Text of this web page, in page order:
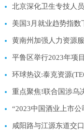
北京深化卫生专技人
美国3月就业趋势指数
黄南州加强人力资源
平鲁区举行2023年项
咸阳路与江源东道交